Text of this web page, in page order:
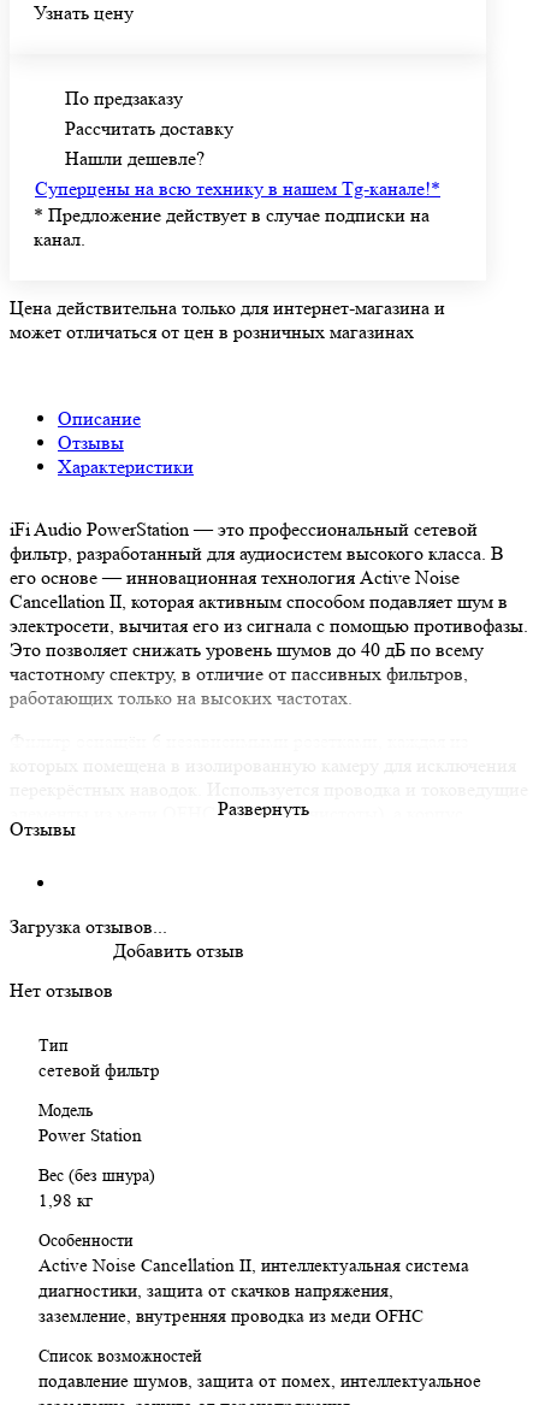
Узнать цену
По предзаказу
Рассчитать доставку
Нашли дешевле?
Суперцены на всю технику в нашем Tg-канале!*
* Предложение действует в случае подписки на
канал.
Цена действительна только для интернет-магазина и
может отличаться от цен в розничных магазинах
Описание
Отзывы
Характеристики
iFi Audio PowerStation — это профессиональный сетевой
фильтр, разработанный для аудиосистем высокого класса. В
его основе — инновационная технология Active Noise
Cancellation II, которая активным способом подавляет шум в
электросети, вычитая его из сигнала с помощью противофазы.
Это позволяет снижать уровень шумов до 40 дБ по всему
частотному спектру, в отличие от пассивных фильтров,
работающих только на высоких частотах.
Фильтр оснащён 6 независимыми розетками, каждая из
элементы из меди OFHC (99,9999% чистоты), а корпус
выполнен из прочного анодированного алюминия.
Интеллектуальная система диагностики показывает
автоматически реагирует на скачки напряжения, обеспечивая
безопасную перезагрузку только при полной стабилизации.
без риска образования шумового контура — реализована
Основные особенности:
Active Noise Cancellation II — подавление шумов на 40
дБ в полном диапазоне
Интеллектуальная система заземления без шумовых
контуров
Защита от скачков напряжения с автоперезапуском
Шестипозиционная компоновка — каждая розетка
изолирована
Чистая медь OFHC 99,9999% во всех токопроводящих
Прочный алюминиевый корпус
Развернуть
Отзывы
Загрузка отзывов...
Нет отзывов
Добавить отзыв
Тип
сетевой фильтр
Модель
Power Station
Вес (без шнура)
1,98 кг
Особенности
Active Noise Cancellation II, интеллектуальная система
диагностики, защита от скачков напряжения,
заземление, внутренняя проводка из меди OFHC
Список возможностей
подавление шумов, защита от помех, интеллектуальное